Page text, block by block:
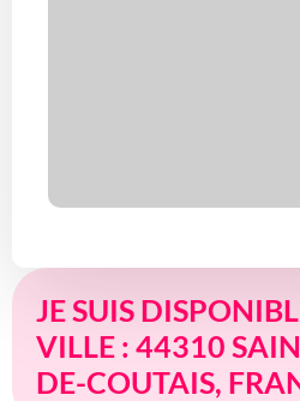
JE SUIS
VILLE : 44310
DE-COUTAIS,